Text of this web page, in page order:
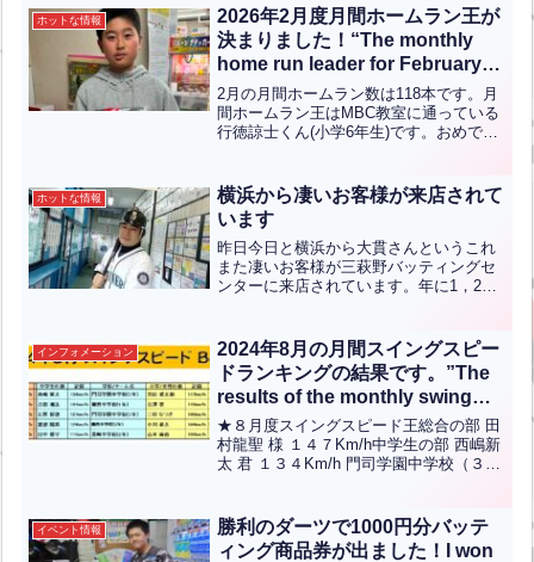
が終わるまで開催しております！勝利の
ダーツチケットがあれば、...全文はクリ
ック
ホットな情報
2026年2月度月間ホームラン王が
決まりました！“The monthly
home run leader for February
2026 has been
determined!”【ENG CHT KOR
JPN】
2月の月間ホームラン数は118本です。月
間ホームラン王はMBC教室に通っている
行徳諒士くん(小学6年生)です。おめでと
リック
ホットな情報
横浜から凄いお客様が来店されて
います
昨日今日と横浜から大貫さんというこれ
また凄いお客様が三萩野バッティングセ
ンターに来店されています。年に1，2回
ずホームランを打つという意気込みで昨
日はなんと朝11時か...全文はクリック
インフォメーション
2024年8月の月間スイングスピー
ドランキングの結果です。”The
results of the monthly swing
speed ranking for August 2024
are as follows.”【ENG CHT
KOR JPN】
★８月度スイングスピード王総合の部 田
村龍聖 様 １４７Km/h中学生の部 西嶋新
太 君 １３４Km/h 門司学園中学校（３
ンクインされた方々おめでとうござい
ま...全文はクリック
イベント情報
勝利のダーツで1000円分バッテ
ィング商品券が出ました！I won